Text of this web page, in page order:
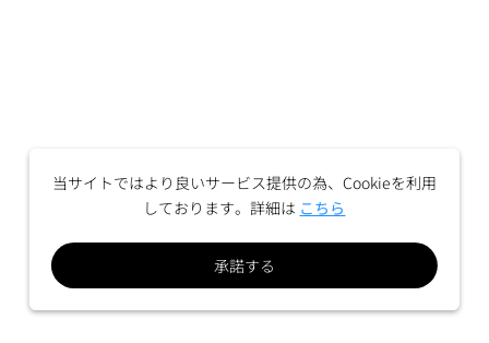
当サイトではより良いサービス提供の為、Cookieを利用
しております。詳細は こちら
承諾する